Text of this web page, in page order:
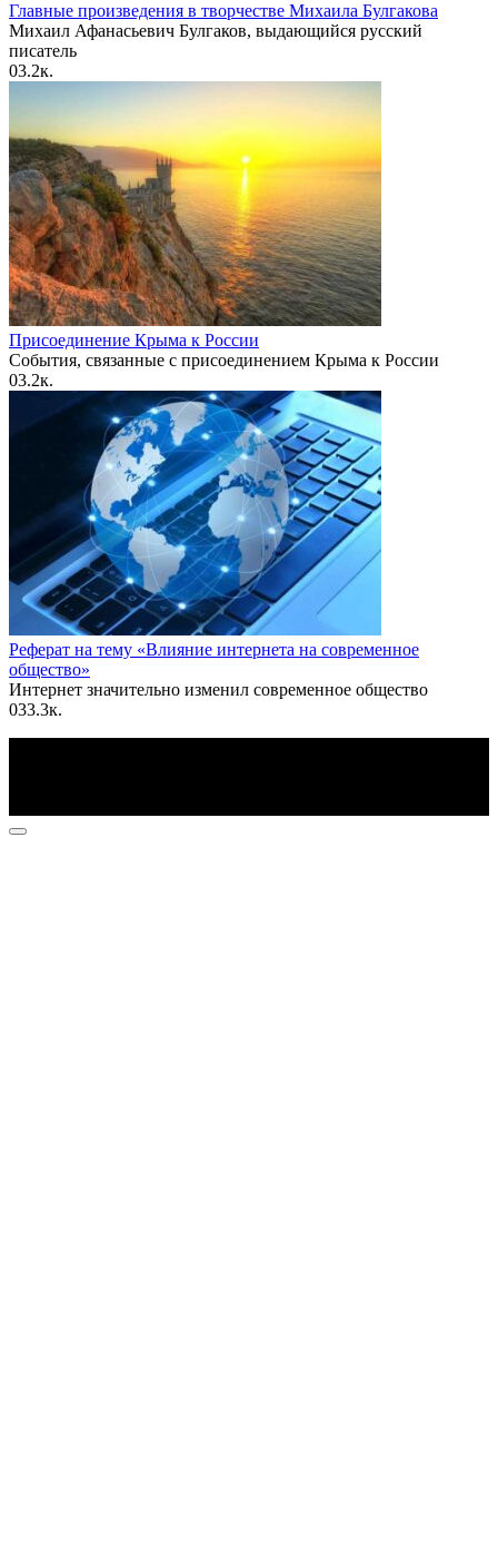
Главные произведения в творчестве Михаила Булгакова
Михаил Афанасьевич Булгаков, выдающийся русский
писатель
03.2к.
Присоединение Крыма к России
События, связанные с присоединением Крыма к России
03.2к.
Реферат на тему «Влияние интернета на современное
общество»
Интернет значительно изменил современное общество
033.3к.